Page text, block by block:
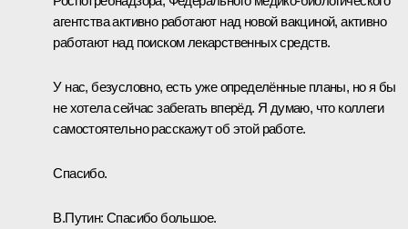
агентства активно работают над новой вакциной, активно
работают над поиском лекарственных средств.
У нас, безусловно, есть уже определённые планы, но я бы
не хотела сейчас забегать вперёд. Я думаю, что коллеги
самостоятельно расскажут об этой работе.
Спасибо.
В.Путин: Спасибо большое.